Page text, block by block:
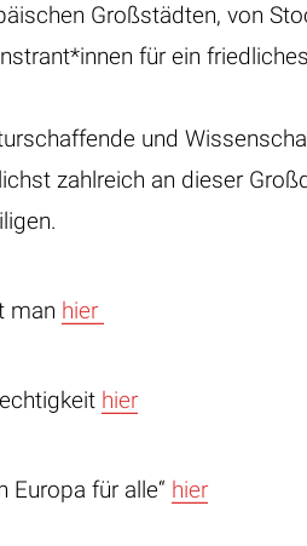
Großstädten, von
für ein
und
zahlreich an dieser
man hier
hier
Europa für alle“ hier